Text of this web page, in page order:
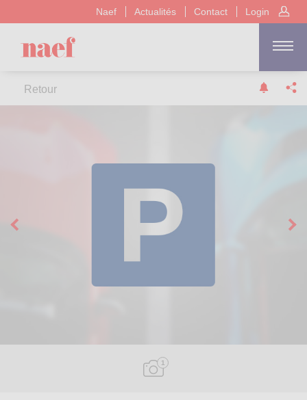
Naef Actualités Contact Login
Retour
1